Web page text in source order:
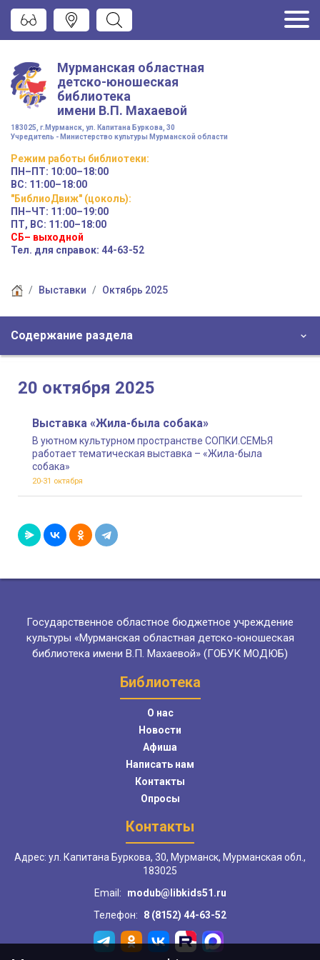
Мурманская областная
детско-юношеская
библиотека
имени В.П. Махаевой
183025, г.Мурманск, ул. Капитана Буркова, 30
Учредитель - Министерство культуры Мурманской области
Режим работы библиотеки:
ПН–ПТ: 10:00–18:00
ВС: 11:00–18:00
"БиблиоДвиж" (цоколь):
ПН–ЧТ: 11:00–19:00
ПТ, ВС: 11:00–18:00
СБ– выходной
Тел. для справок: 44-63-52
Выставки Октябрь 2025
Содержание раздела
20 октября 2025
Выставка «Жила-была собака»
В уютном культурном пространстве СОПКИ.СЕМЬЯ
работает тематическая выставка – «Жила-была
собака»
20-31 октября
Государственное областное бюджетное учреждение
культуры «Мурманская областная детско-юношеская
библиотека имени В.П. Махаевой» (ГОБУК МОДЮБ)
Библиотека
О нас
Новости
Афиша
Написать нам
Контакты
Опросы
Контакты
Адрес: ул. Капитана Буркова, 30, Мурманск, Мурманская обл.,
183025
Email:
modub@libkids51.ru
Телефон:
8 (8152) 44-63-52